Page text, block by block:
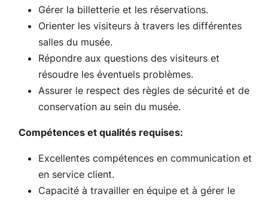
Gérer la billetterie et les réservations.
Orienter les visiteurs à travers les différentes
salles du musée.
Répondre aux questions des visiteurs et
résoudre les éventuels problèmes.
Assurer le respect des règles de sécurité et de
conservation au sein du musée.
Compétences et qualités requises:
Excellentes compétences en communication et
en service client.
Capacité à travailler en équipe et à gérer le